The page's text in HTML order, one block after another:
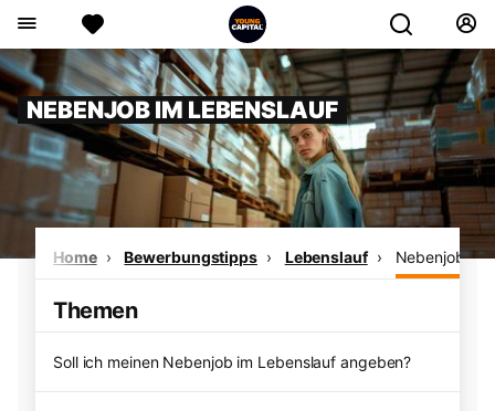
NEBENJOB IM LEBENSLAUF
Home Bewerbungstipps Lebenslauf Nebenjob im
Themen
Soll ich meinen Nebenjob im Lebenslauf angeben?